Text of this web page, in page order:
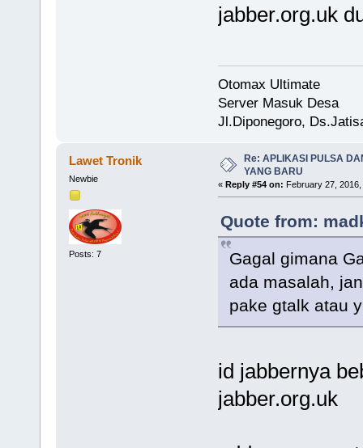
jabber.org.uk
Otomax Ultimate
Server Masuk Desa
Jl.Diponegoro,
Lawet Tronik
Newbie
Posts: 7
Re: APLIKASI PULSA
YANG BARU
« Reply #54 on: February 27,
Quote from:
Gagal gimana
ada masalah,
pake gtalk atau
id jabbernya
jabber.org.uk